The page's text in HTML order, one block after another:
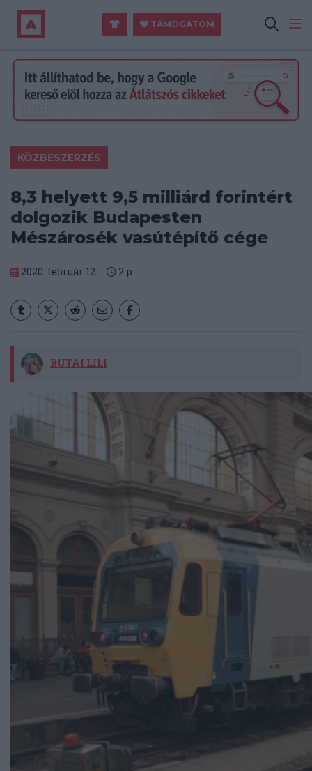
TÁMOGATOM
KÖZBESZERZÉS
8,3 helyett 9,5 milliárd forintért
dolgozik Budapesten
Mészárosék vasútépítő cége
2020. február 12. 2 p
RUTAI LILI